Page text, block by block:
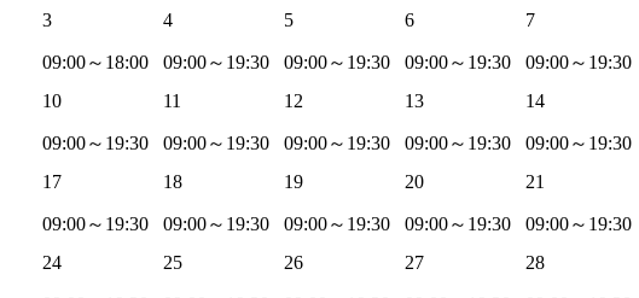
3
09:00～18:00
4
09:00～19:30
5
09:00～19:30
6
09:00～19:30
7
09:00～19:30
10
09:00～19:30
11
09:00～19:30
12
09:00～19:30
13
09:00～19:30
14
09:00～19:30
17
09:00～19:30
18
09:00～19:30
19
09:00～19:30
20
09:00～19:30
21
09:00～19:30
24
25 26 27 28